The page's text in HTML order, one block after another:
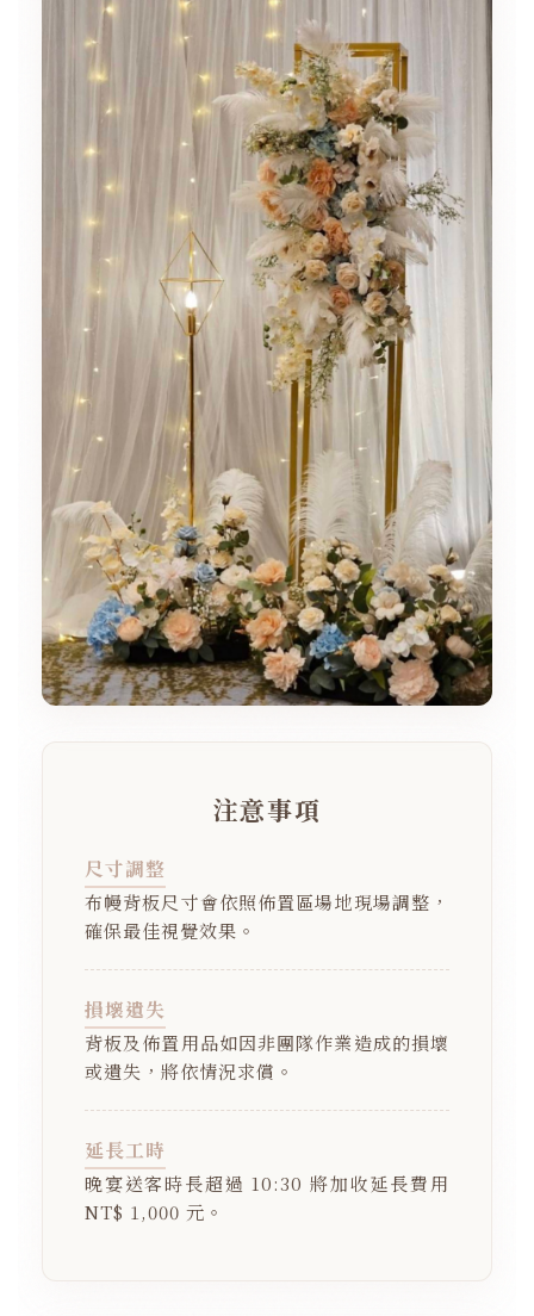
注意事項
尺寸調整
布幔背板尺寸會依照佈置區場地現場調整，
確保最佳視覺效果。
損壞遺失
背板及佈置用品如因非團隊作業造成的損壞
或遺失，將依情況求償。
延長工時
晚宴送客時長超過 10:30 將加收延長費用
NT$ 1,000 元。